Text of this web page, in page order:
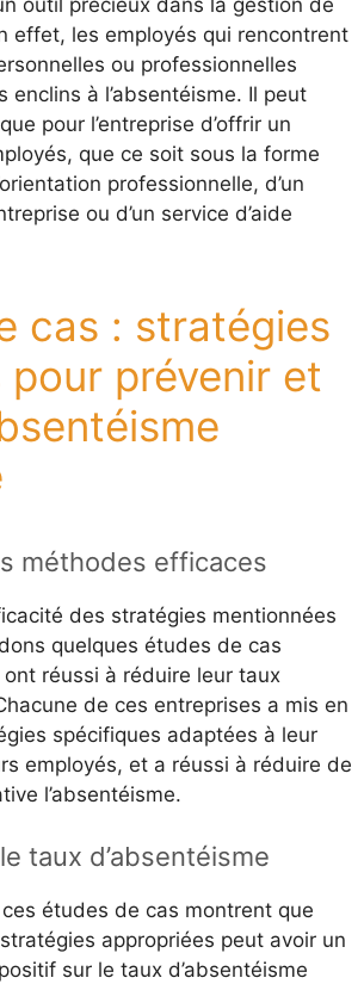
outil précieux dans la gestion de
effet, les employés qui rencontrent
ou professionnelles
enclins à l’absentéisme. Il peut
pour l’entreprise d’offrir un
que ce soit sous la forme
professionnelle, d’un
ou d’un service d’aide
cas : stratégies
pour prévenir et
méthodes efficaces
des stratégies mentionnées
quelques études de cas
ont réussi à réduire leur taux
de ces entreprises a mis en
spécifiques adaptées à leur
employés, et a réussi à réduire de
l’absentéisme.
taux d’absentéisme
études de cas montrent que
appropriées peut avoir un
sur le taux d’absentéisme